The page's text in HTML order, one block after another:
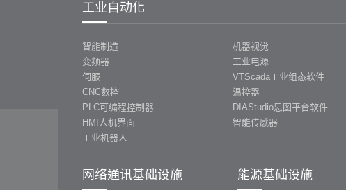
工业自动化
智能制造
变频器
伺服
CNC数控
PLC可编程控制器
HMI人机界面
工业机器人
机器视觉
工业电源
VTScada工业组态软件
温控器
DIAStudio思图平台软件
智能传感器
网络通讯基础设施 能源基础设施